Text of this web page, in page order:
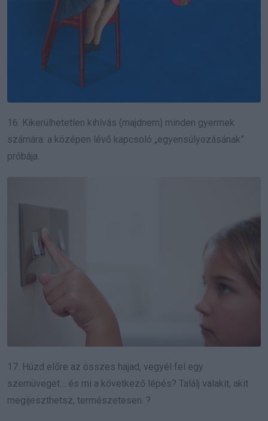
16. Kikerülhetetlen kihívás (majdnem) minden gyermek
számára: a középen lévő kapcsoló „egyensúlyozásának”
próbája.
17. Húzd előre az összes hajad, vegyél fel egy
szemüveget… és mi a következő lépés? Találj valakit, akit
megijeszthetsz, természetesen. ?